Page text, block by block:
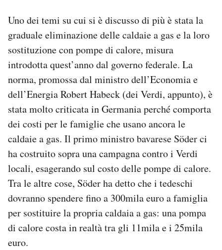
Uno dei temi su cui si è discusso di più è stata la
graduale eliminazione delle caldaie a gas e la loro
sostituzione con pompe di calore, misura
introdotta quest’anno dal governo federale. La
norma, promossa dal ministro dell’Economia e
dell’Energia Robert Habeck (dei Verdi, appunto), è
stata molto criticata in Germania perché comporta
dei costi per le famiglie che usano ancora le
caldaie a gas. Il primo ministro bavarese Söder ci
ha costruito sopra una campagna contro i Verdi
locali, esagerando sul costo delle pompe di calore.
Tra le altre cose, Söder ha detto che i tedeschi
dovranno spendere fino a 300mila euro a famiglia
per sostituire la propria caldaia a gas: una pompa
di calore costa in realtà tra gli 11mila e i 25mila
euro.